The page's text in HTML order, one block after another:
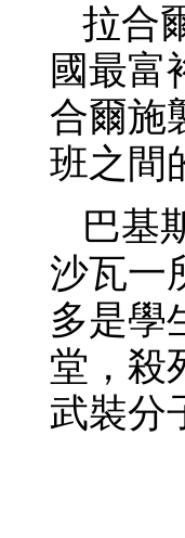
拉合
國最富
合爾施
班之間
巴基
沙瓦一
多是學
堂，殺
武裝分